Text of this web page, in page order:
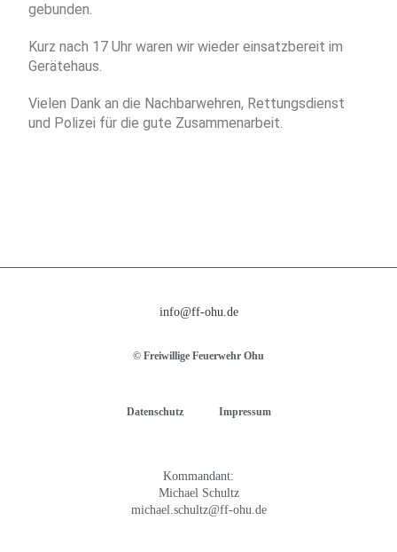
gebunden.
Kurz nach 17 Uhr waren wir wieder einsatzbereit im
Gerätehaus.
Vielen Dank an die Nachbarwehren, Rettungsdienst
und Polizei für die gute Zusammenarbeit.
info@ff-ohu.de
© Freiwillige Feuerwehr Ohu
Datenschutz Impressum
Kommandant:
Michael Schultz
michael.schultz@ff-ohu.de